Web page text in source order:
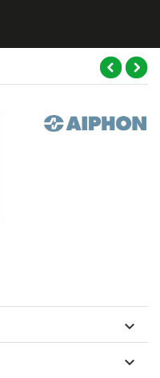

